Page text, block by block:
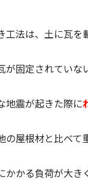
工法は、土に瓦を
が固定されていな
地震が起きた際に
の屋根材と比べて
かかる負荷が大き